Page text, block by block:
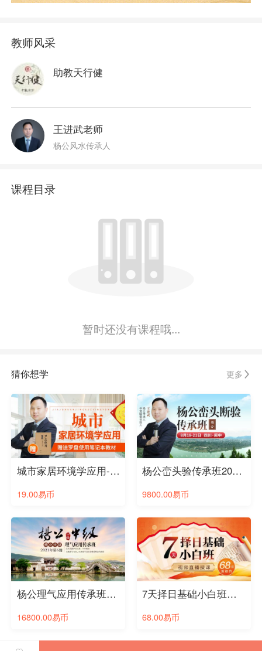
教师风采
助教天行健
王进武老师
杨公风水传承人
课程目录
暂时还没有课程哦...
猜你想学 更多
城市家居环境学应用-王进武老师（☆）
19.00易币
杨公峦头验传承班2022年第十二期-王进武老师（☆）
9800.00易币
杨公理气应用传承班第六期-王进武老师（☆）
16800.00易币
7天择日基础小白班（☆）
68.00易币